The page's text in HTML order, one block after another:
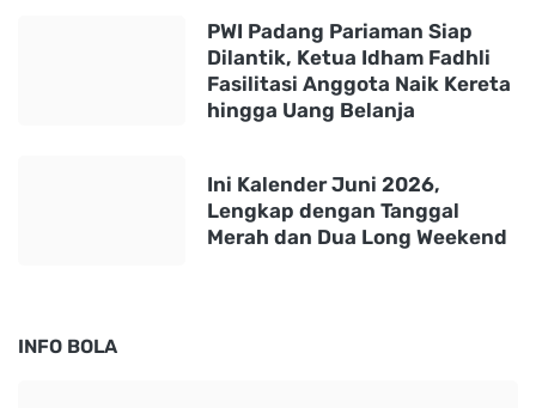
PWI Padang Pariaman Siap
Dilantik, Ketua Idham Fadhli
Fasilitasi Anggota Naik Kereta
hingga Uang Belanja
Ini Kalender Juni 2026,
Lengkap dengan Tanggal
Merah dan Dua Long Weekend
INFO BOLA